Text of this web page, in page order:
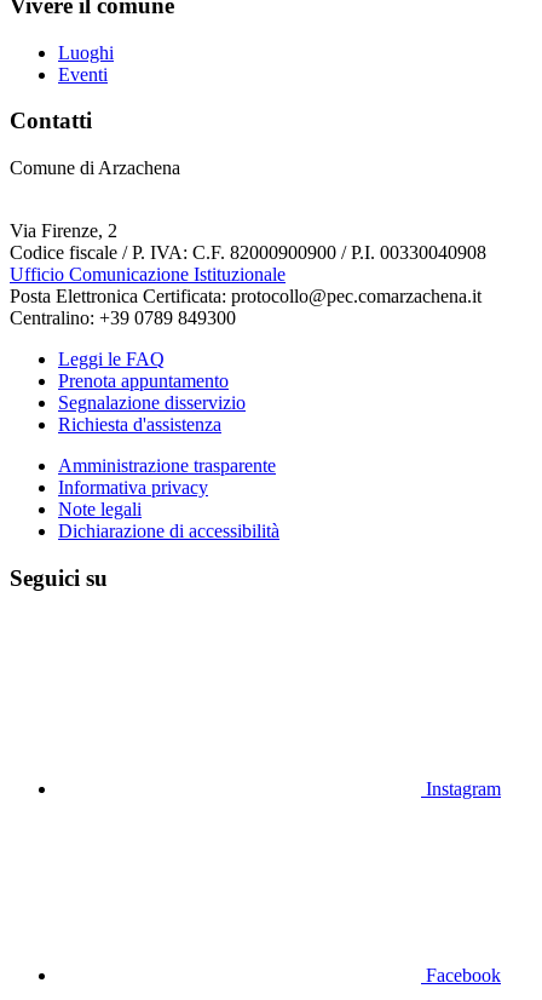
Vivere il comune
Luoghi
Eventi
Contatti
Comune di Arzachena
Via Firenze, 2
Codice fiscale / P. IVA: C.F. 82000900900 / P.I. 00330040908
Ufficio Comunicazione Istituzionale
Posta Elettronica Certificata: protocollo@pec.comarzachena.it
Centralino: +39 0789 849300
Leggi le FAQ
Prenota appuntamento
Segnalazione disservizio
Richiesta d'assistenza
Amministrazione trasparente
Informativa privacy
Note legali
Dichiarazione di accessibilità
Seguici su
Instagram
Facebook